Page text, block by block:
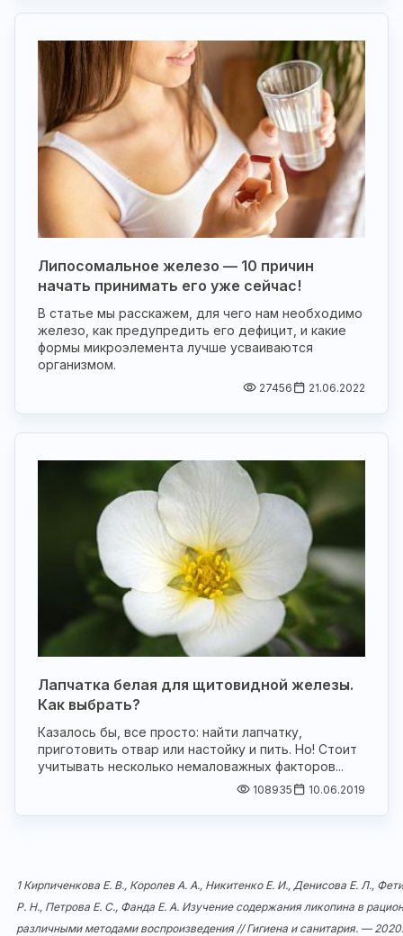
Липосомальное железо — 10 причин
начать принимать его уже сейчас!
В статье мы расскажем, для чего нам необходимо
железо, как предупредить его дефицит, и какие
формы микроэлемента лучше усваиваются
организмом.
27456 21.06.2022
Лапчатка белая для щитовидной железы.
Как выбрать?
Казалось бы, все просто: найти лапчатку,
приготовить отвар или настойку и пить. Но! Стоит
учитывать несколько немаловажных факторов...
108935 10.06.2019
1 Кирпиченкова Е. В., Королев А. А., Никитенко Е. И., Денисова Е. Л.,
Р. Н., Петрова Е. С., Фанда Е. А. Изучение содержания ликопина в
различными методами воспроизведения // Гигиена и санитария. —